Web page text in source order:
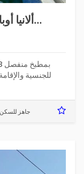
للجنسية
جاهز للسكن